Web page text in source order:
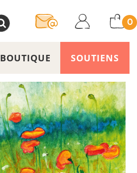
0
BOUTIQUE SOUTIENS